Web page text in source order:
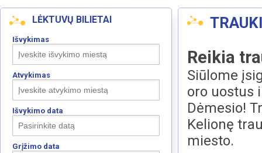
LĖKTUVŲ BILIETAI
Išvykimas
Atvykimas
Išvykimo data
Grįžimo data
Reikia
Siūlome
oro uostus
Dėmesio!
Kelionę
miesto.